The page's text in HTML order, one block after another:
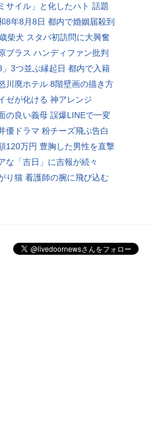
ミサイル」と化したハト 話題
8年8月8日 都内で婚姻届殺到
柴犬 スタバ初訪問に大興奮
ブラス ハンディファン批判
8」3つ並ぶ縁起日 都内で入籍
川廃ホテル 8階壁画の描き方
ゼが化ける 神アレンジ
の良い義母 誤爆LINEで一変
優ドラマ 粉チーズ飛ぶ告白
120万円 豊胸した男性を直撃
な「吉日」に吉報が続々
り猫 看護師の腕に飛び込む